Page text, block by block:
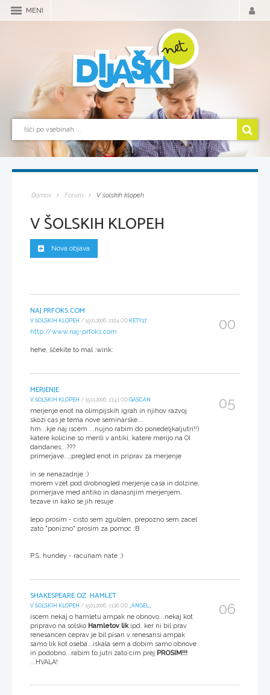
MENI
Domov Forum V šolskih klopeh
V ŠOLSKIH KLOPEH
Nova objava
NAJ PRFOKS.COM
V ŠOLSKIH KLOPEH / 15.01.2006, 21:04 OD KETY17
http://www.naj-prfoks.com
hehe, ščekite to mal :wink:
00
MERJENJE
V ŠOLSKIH KLOPEH / 15.01.2006, 13:41 OD GASCAN
merjenje enot na olimpijskih igrah in njihov razvoj
skozi cas je tema nove seminarske...
hm...kje naj iscem ...nujno rabim do ponedeljka(jutri!!)
katere kolicine so merili v antiki, katere merijo na OI
dandanes...???
primerjave...;pregled enot in priprav za merjenje
in se nenazadnje ;)
morem vzet pod drobnogled merjenje casa in dolzine,
primerjave med antiko in danasnjim merjenjem,
tezave in kako se jih resuje
lepo prosim - cisto sem zgublen, prepozno sem zacel
zato "ponizno" prosim za pomoc :B
P.S. hundey - racunam nate ;)
05
SHAKESPEARE OZ. HAMLET
V ŠOLSKIH KLOPEH / 15.01.2006, 11:26 OD _ANGEL_
iscem nekaj o hamletu ampak ne obnovo...nekaj kot
pripravo na solsko Hamletov likipd. ker ni bil prav
renesancen ceprav je bil pisan v renesansi ampak
samo lik kot oseba...iskala sem a dobim samo obnove
in podobno...rabim to jutri zato cim prej PROSIM!!!
...HVALA!
06